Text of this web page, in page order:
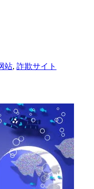
站, 詐欺サイト